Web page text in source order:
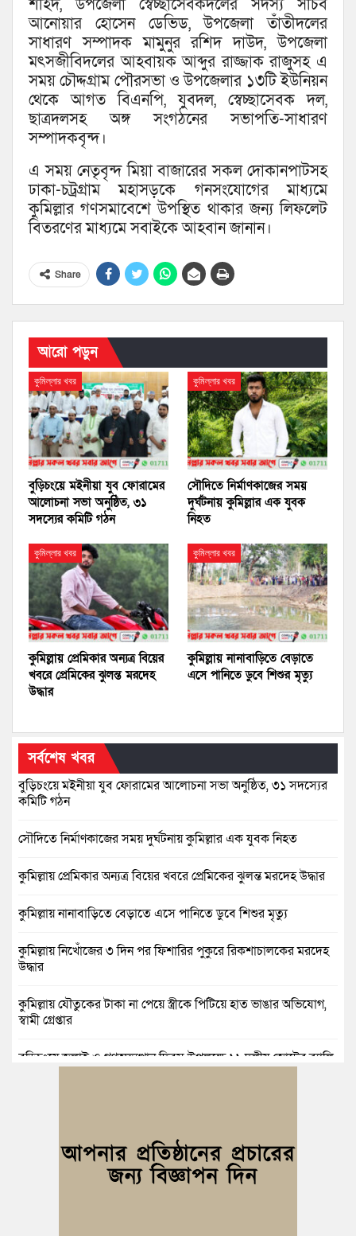
শহিদ, উপজেলা স্বেচ্ছাসেবকদলের সদস্য সচিব
আনোয়ার হোসেন ডেভিড, উপজেলা তাঁতীদলের
সাধারণ সম্পাদক মামুনুর রশিদ দাউদ, উপজেলা
মৎসজীবিদলের আহবায়ক আব্দুর রাজ্জাক রাজুসহ এ
সময় চৌদ্দগ্রাম পৌরসভা ও উপজেলার ১৩টি ইউনিয়ন
থেকে আগত বিএনপি, যুবদল, স্বেচ্ছাসেবক দল,
ছাত্রদলসহ অঙ্গ সংগঠনের সভাপতি-সাধারণ
সম্পাদকবৃন্দ।
এ সময় নেতৃবৃন্দ মিয়া বাজারের সকল দোকানপাটসহ
ঢাকা-চট্রগ্রাম মহাসড়কে গনসংযোগের মাধ্যমে
কুমিল্লার গণসমাবেশে উপস্থিত থাকার জন্য লিফলেট
বিতরণের মাধ্যমে সবাইকে আহবান জানান।
Share
আরো পড়ুন
কুমিল্লার খবর
বুড়িচংয়ে মইনীয়া যুব ফোরামের
আলোচনা সভা অনুষ্ঠিত, ৩১
সদস্যের কমিটি গঠন
কুমিল্লার খবর
সৌদিতে নির্মাণকাজের সময়
দুর্ঘটনায় কুমিল্লার এক যুবক
নিহত
কুমিল্লার খবর
কুমিল্লায় প্রেমিকার অন্যত্র বিয়ের
খবরে প্রেমিকের ঝুলন্ত মরদেহ
উদ্ধার
কুমিল্লার খবর
কুমিল্লায় নানাবাড়িতে বেড়াতে
এসে পানিতে ডুবে শিশুর মৃত্যু
সর্বশেষ খবর
বুড়িচংয়ে মইনীয়া যুব ফোরামের আলোচনা সভা অনুষ্ঠিত, ৩১ সদস্যের
কমিটি গঠন
সৌদিতে নির্মাণকাজের সময় দুর্ঘটনায় কুমিল্লার এক যুবক নিহত
কুমিল্লায় প্রেমিকার অন্যত্র বিয়ের খবরে প্রেমিকের ঝুলন্ত মরদেহ উদ্ধার
কুমিল্লায় নানাবাড়িতে বেড়াতে এসে পানিতে ডুবে শিশুর মৃত্যু
কুমিল্লায় নিখোঁজের ৩ দিন পর ফিশারির পুকুরে রিকশাচালকের মরদেহ
উদ্ধার
কুমিল্লায় যৌতুকের টাকা না পেয়ে স্ত্রীকে পিটিয়ে হাত ভাঙার অভিযোগ,
স্বামী গ্রেপ্তার
বুড়িচংয়ে জুলাই ও গণঅভ্যুত্থান দিবস উপলক্ষে ১১ দলীয় জোটের র‍্যালি
কুমিল্লায় ১ লাখ ৯৪ হাজার বিদেশি সিগারেট উদ্ধার ও গাঁজাসহ মাদক